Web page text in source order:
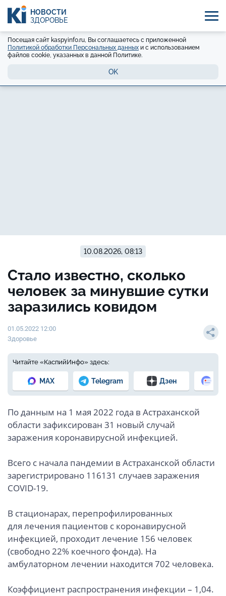
НОВОСТИ
ЗДОРОВЬЕ
Посещая сайт kaspyinfo.ru, Вы соглашаетесь с приложенной
Политикой обработки Персональных данных и с использованием
файлов cookie, указанных в данной Политике.
OK
10.08.2026, 08:13
Стало известно, сколько
человек за минувшие сутки
заразились ковидом
01.05.2022 12:00
Здоровье
Читайте «КаспийИнфо» здесь:
MAX Telegram Дзен
По данным на 1 мая 2022 года в Астраханской
области зафиксирован 31 новый случай
заражения коронавирусной инфекцией.
Всего с начала пандемии в Астраханской области
зарегистрировано 116131 случаев заражения
COVID-19.
В стационарах, перепрофилированных
для лечения пациентов с коронавирусной
инфекцией, проходит лечение 156 человек
(свободно 22% коечного фонда). На
амбулаторном лечении находится 702 человека.
Коэффициент распространения инфекции – 1,04.